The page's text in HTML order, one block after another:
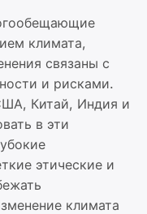
климата,
связаны с
и рисками.
Китай, Индия и
в эти
этические и
климата